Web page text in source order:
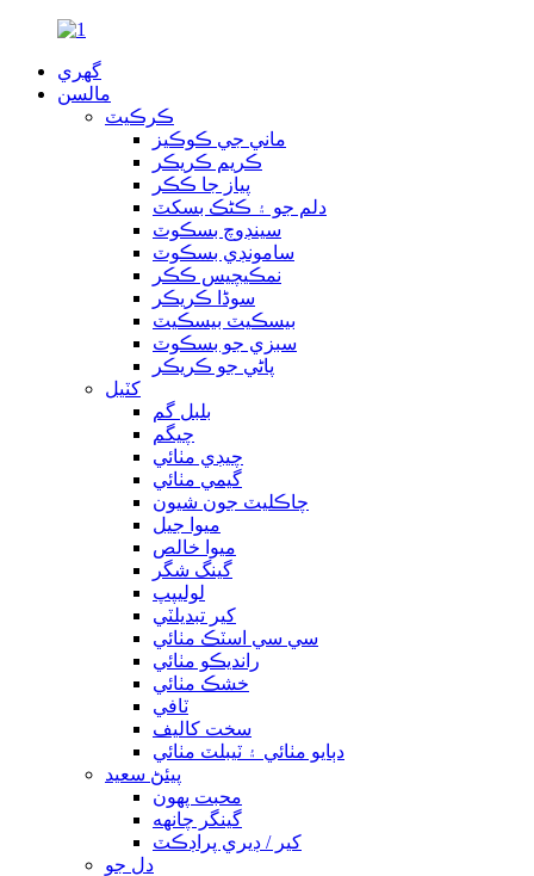
گهري
مالسن
ڪرڪيٽ
ماني جي ڪوڪيز
ڪريم ڪريڪر
پیاز جا ڪڪر
دلم جو ۽ ڪڻڪ بسکٽ
سينڊوچ بسڪوٽ
سامونڊي بسڪوٽ
نمڪيچيس ڪڪر
سوڈا ڪريڪر
بيسڪيٽ بيسڪيٽ
سبزي جو بسڪوٽ
پاڻي جو ڪريڪر
کٽيل
بلبل گم
چيگم
چيڊي مٺائي
گيمي مٺائي
چاڪليٽ جون شيون
ميوا جيل
ميوا خالص
گينگ شگر
لوليپپ
کير تبديلٽي
سي سي اسٽڪ مٺائي
رانديڪو مٺائي
خشڪ مٺائي
ٽافي
سخت کاليف
دٻايو مٺائي ۽ ٽيبلٽ مٺائي
پيئڻ سعيد
محبت پهون
گينگر چانهه
کير / ڊيري پراڊڪٽ
دل جو